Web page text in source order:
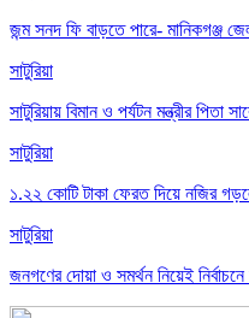
জন্ম সনদ ফি বাড়তে পারে- মানিকগঞ্জ
সাটুরিয়া
সাটুরিয়ায় বিমান ও পর্যটন মন্ত্রীর পিতা
সাটুরিয়া
১.২২ কোটি টাকা ফেরত দিয়ে নজির
সাটুরিয়া
জনগণের দোয়া ও সমর্থন নিয়েই